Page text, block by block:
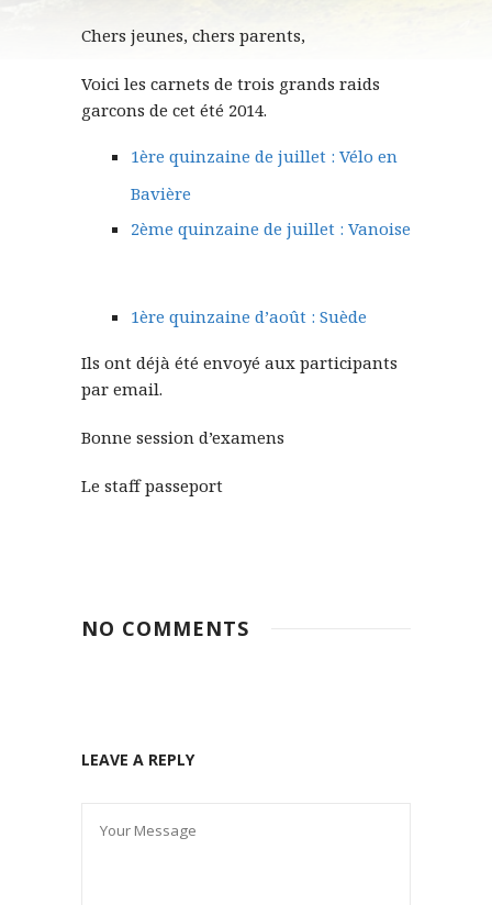
Chers jeunes, chers parents,
Voici les carnets de trois grands raids
garcons de cet été 2014.
1ère quinzaine de juillet : Vélo en
Bavière
2ème quinzaine de juillet : Vanoise
1ère quinzaine d’août : Suède
Ils ont déjà été envoyé aux participants
par email.
Bonne session d’examens
Le staff passeport
NO COMMENTS
LEAVE A REPLY